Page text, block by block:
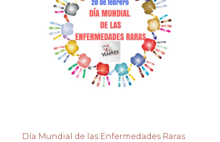
Día Mundial de las Enfermedades Raras